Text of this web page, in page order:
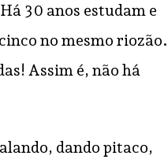
30 anos estudam e
no mesmo riozão.
Assim é, não há
dando pitaco,